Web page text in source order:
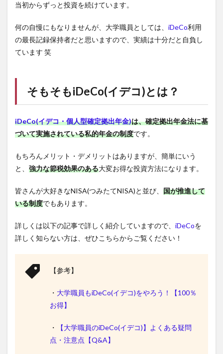
当初からずっと投資を続けています。
何の自慢にもなりませんが、大学職員としては、 iDeCo利用
の最長記録保持者だと思いますので、実績は十分だと自負し
ています 笑
そもそもiDeCo(イデコ)とは？
iDeCo(イデコ・個人型確定拠出年金)は、確定拠出年金法に基
づいて実施されている私的年金の制度です。
もちろんメリット・デメリットはありますが、簡単にいう
と、 強力な節税効果のある大変お得な投資方法になります。
皆さんが大好きなNISA(つみたてNISA)と並び、 国が推進して
いる制度でもあります。
詳しくは以下の記事で詳しく紹介していますので、 iDeCoを
詳しく知らない方は、ぜひこちらからご覧ください！
【参考】
・ 大学職員もiDeCo(イデコ)をやろう！【100％
お得】
・
【大学職員のiDeCo(イデコ)】よくある疑問
点・注意点【Q&A】